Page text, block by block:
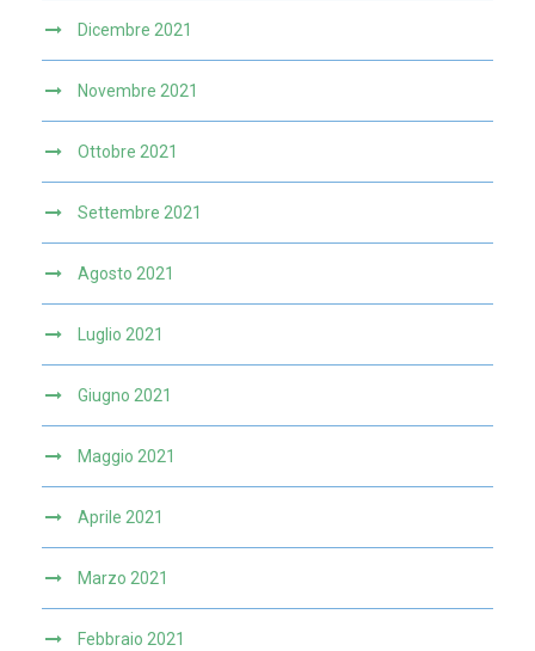
Dicembre 2021
Novembre 2021
Ottobre 2021
Settembre 2021
Agosto 2021
Luglio 2021
Giugno 2021
Maggio 2021
Aprile 2021
Marzo 2021
Febbraio 2021